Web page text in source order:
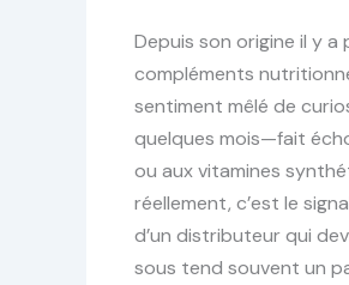
Depuis son origine il y a
compléments
sentiment mêlé de
quelques mois—fait
ou aux vitamines
réellement, c’est le
d’un distributeur qui
sous tend souvent un